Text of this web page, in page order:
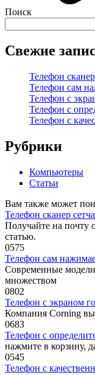
Поиск
Свежие
Телефон сканер
Телефон сам
Телефон с
Телефон с
Телефон с
Рубрики
Компьютеры
Статьи
Вам также может
Телефон сканер
Получайте на почту
статью.
0575
Телефон сам
Современные
множеством
0802
Телефон с экраном
Компания Corning
0683
Телефон с
нажмите в корзину,
0545
Телефон с